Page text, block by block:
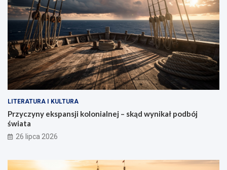
LITERATURA I KULTURA
Przyczyny ekspansji kolonialnej – skąd wynikał podbój
świata
26 lipca 2026